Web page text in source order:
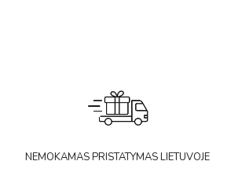
NEMOKAMAS PRISTATYMAS LIETUVOJE